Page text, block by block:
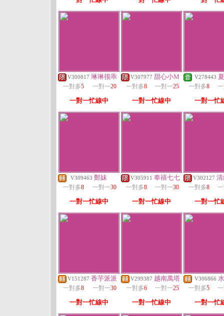
V300817 琳琳很乖
一對多5 一對一20
一對一忙線中
V307977 甜心小M
一對多8 一對一25
一對一忙線中
V278443
一對多8
一對一忙
V309463 鄭妹
一對多8 一對一30
一對一忙線中
V305911 奉禧七七
一對多8 一對一30
一對一忙線中
V302127
一對多8
一對一忙
V151287 香芋派派
一對多8 一對一30
一對一忙線中
V299387 越南萬塔
一對多6 一對一25
一對一忙線中
V306866
一對多5
一對一忙